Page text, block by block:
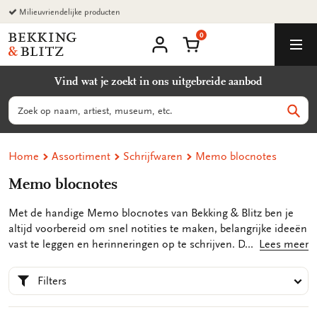
naar
content
Bekking
&
B.V.
account
Winkelmand
0
Vind wat je zoekt in ons uitgebreide aanbod
Zoeken
Home Assortiment Schrijfwaren Memo blocnotes
Memo blocnotes
Met de handige Memo blocnotes van Bekking & Blitz ben je
altijd voorbereid om snel notities te maken, belangrijke ideeën
vast te leggen en herinneringen op te schrijven. Deze
kantoor, thuis of onderweg. Met hun handige formaat passen
ze gemakkelijk in je tas, zodat je ze altijd binnen handbereik
hebt.
Lees meer
Filters